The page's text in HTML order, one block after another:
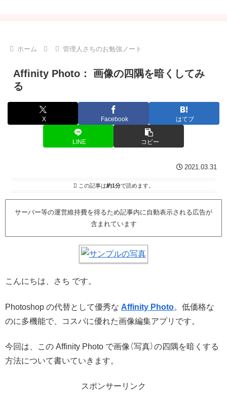
ホーム 管理人さちのお勉強ノート
Affinity Photo： 画像の四隅を暗くしてみ
る
X Facebook はてブ
LINE コピー
2021.03.31
この記事は約1分で読めます。
サーバー等の運営維持費を得るため記事内に自動表示される広告が
含まれています
こんにちは、さち です。
Photoshop の代替として優秀な Affinity Photo。低価格な
のに多機能で、コスパに優れた画像編集アプリです。
今回は、この Affinity Photo で画像（写真）の四隅を暗くする
方法について書いていきます。
スポンサーリンク